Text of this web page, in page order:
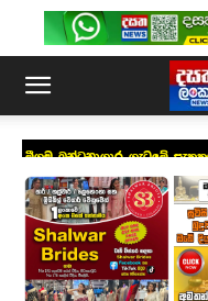
මීගමු බන්ධනාගාර ගැටුමේ